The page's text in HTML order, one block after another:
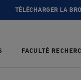
TÉLÉCHARGER LA
FACULTÉ